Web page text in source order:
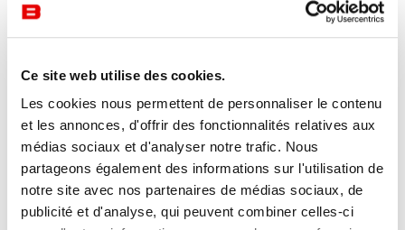
Ce site web utilise des cookies.
Les cookies nous permettent de personnaliser le contenu
et les annonces, d'offrir des fonctionnalités relatives aux
médias sociaux et d'analyser notre trafic. Nous
partageons également des informations sur l'utilisation de
notre site avec nos partenaires de médias sociaux, de
publicité et d'analyse, qui peuvent combiner celles-ci
Les lampesPCsont construites en aluminium anodisé. La source
de lumière est masquée par un diffuseur amovible en
polycarbonate moulé, créant à la fois un effet directionnel doux à la
lumière et déterminant la forme même de la lampe.